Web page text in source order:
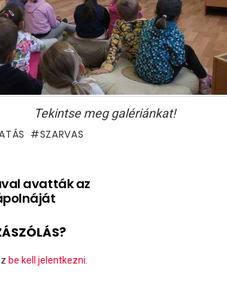
Tekintse meg galériánkat!
SZARVAS
avatták az
be kell jelentkezni